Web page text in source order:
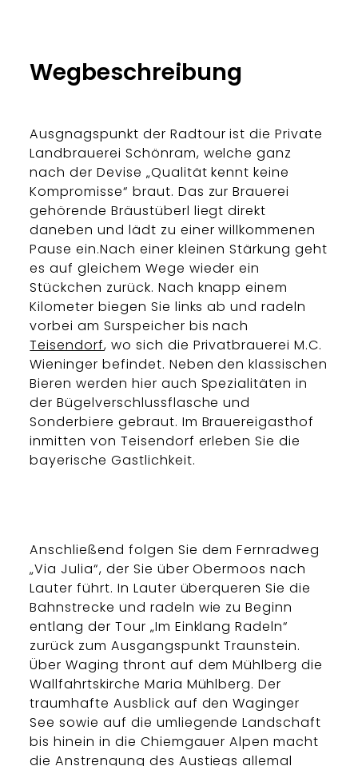
Wegbeschreibung
Ausgnagspunkt der Radtour ist die Private
Landbrauerei Schönram, welche ganz
nach der Devise „Qualität kennt keine
Kompromisse“ braut. Das zur Brauerei
gehörende Bräustüberl liegt direkt
daneben und lädt zu einer willkommenen
Pause ein.Nach einer kleinen Stärkung geht
es auf gleichem Wege wieder ein
Stückchen zurück. Nach knapp einem
Kilometer biegen Sie links ab und radeln
vorbei am Surspeicher bis nach
Teisendorf, wo sich die Privatbrauerei M.C.
Wieninger befindet. Neben den klassischen
Bieren werden hier auch Spezialitäten in
der Bügelverschlussflasche und
Sonderbiere gebraut. Im Brauereigasthof
inmitten von Teisendorf erleben Sie die
bayerische Gastlichkeit.
Anschließend folgen Sie dem Fernradweg
„Via Julia“, der Sie über Obermoos nach
Lauter führt. In Lauter überqueren Sie die
Bahnstrecke und radeln wie zu Beginn
entlang der Tour „Im Einklang Radeln“
zurück zum Ausgangspunkt Traunstein.
Über Waging thront auf dem Mühlberg die
Wallfahrtskirche Maria Mühlberg. Der
traumhafte Ausblick auf den Waginger
See sowie auf die umliegende Landschaft
bis hinein in die Chiemgauer Alpen macht
die Anstrengung des Austiegs allemal